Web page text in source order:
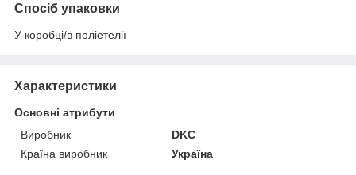
Спосіб упаковки
У коробці/в поліетелії
Характеристики
Основні атрибути
Виробник
DKC
Країна виробник
Україна